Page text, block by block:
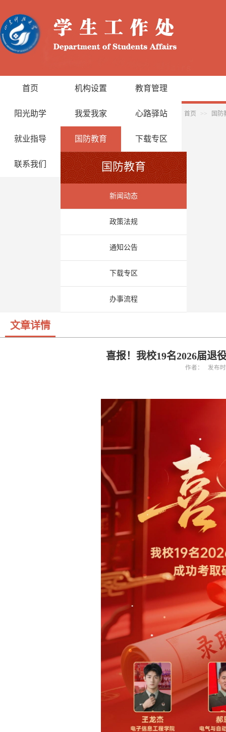
首页 机构设置 教育管理
阳光助学 我爱我家 心路驿站
就业指导 国防教育 下载专区
联系我们
首页 >> 国防
国防教育
新闻动态
政策法规
通知公告
下载专区
办事流程
文章详情
喜报！我校19名2026届退
作者： 发布